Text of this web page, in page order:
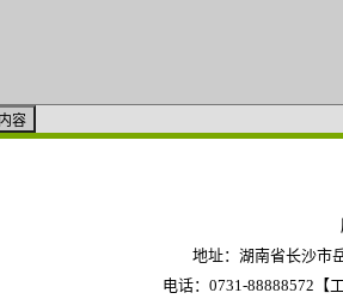
地址：湖南省长沙市
电话：0731-88888572【